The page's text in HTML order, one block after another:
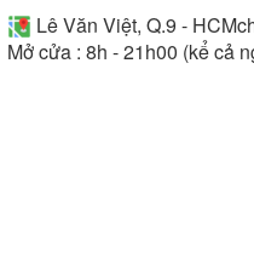
hệ ngay để có cơ hội
dẫn.
Lê Văn Việt, Q.9 - HCM
Mở cửa : 8h - 21h00 (kể cả